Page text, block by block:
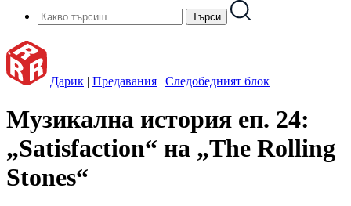
Дарик | Предавания | Следобедният блок
Музикална история еп. 24:
„Satisfaction“ на „The Rolling
Stones“